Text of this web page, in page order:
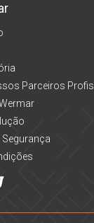
Parceiros
Segurança